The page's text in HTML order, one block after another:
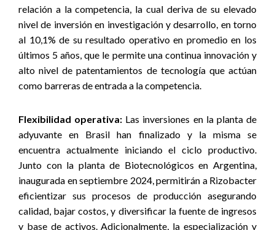
relación a la competencia, la cual deriva de su elevado
nivel de inversión en investigación y desarrollo, en torno
al 10,1% de su resultado operativo en promedio en los
últimos 5 años, que le permite una continua innovación y
alto nivel de patentamientos de tecnología que actúan
como barreras de entrada a la competencia.
Flexibilidad operativa: Las inversiones en la planta de
adyuvante en Brasil han finalizado y la misma se
encuentra actualmente iniciando el ciclo productivo.
Junto con la planta de Biotecnológicos en Argentina,
inaugurada en septiembre 2024, permitirán a Rizobacter
eficientizar sus procesos de producción asegurando
calidad, bajar costos, y diversificar la fuente de ingresos
y base de activos. Adicionalmente, la especialización y